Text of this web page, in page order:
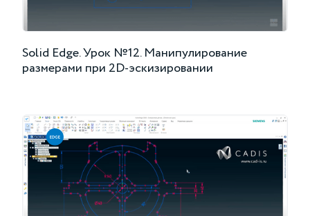
Solid Edge. Урок №12. Манипулирование
размерами при 2D-эскизировании